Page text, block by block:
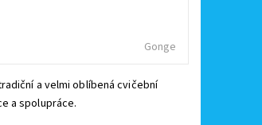
Gonge
a velmi oblíbená cvičební
a spolupráce.